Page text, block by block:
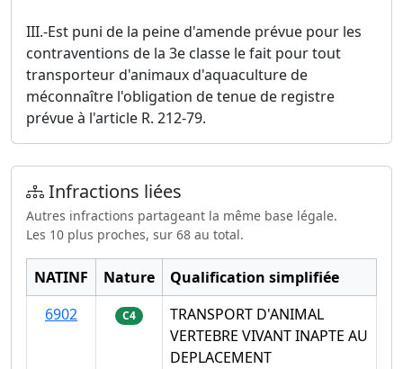
III.-Est puni de la peine d'amende prévue pour les
contraventions de la 3e classe le fait pour tout
transporteur d'animaux d'aquaculture de
méconnaître l'obligation de tenue de registre
prévue à l'article R. 212-79.
Infractions liées
Autres infractions partageant la même base légale.
Les 10 plus proches, sur 68 au total.
NATINF Nature
Qualification simplifiée
6902
C4
TRANSPORT D'ANIMAL
VERTEBRE VIVANT INAPTE AU
DEPLACEMENT